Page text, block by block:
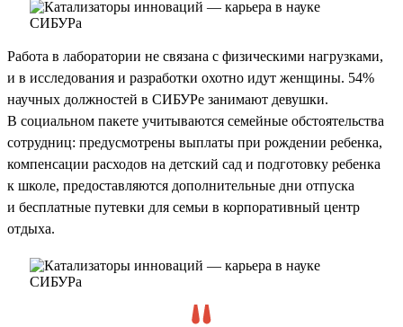
Работа в лаборатории не связана с физическими нагрузками,
и в исследования и разработки охотно идут женщины. 54%
научных должностей в СИБУРе занимают девушки.
В социальном пакете учитываются семейные обстоятельства
сотрудниц: предусмотрены выплаты при рождении ребенка,
компенсации расходов на детский сад и подготовку ребенка
к школе, предоставляются дополнительные дни отпуска
и бесплатные путевки для семьи в корпоративный центр
отдыха.